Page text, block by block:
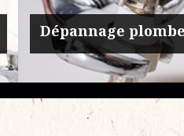
Entreprise de